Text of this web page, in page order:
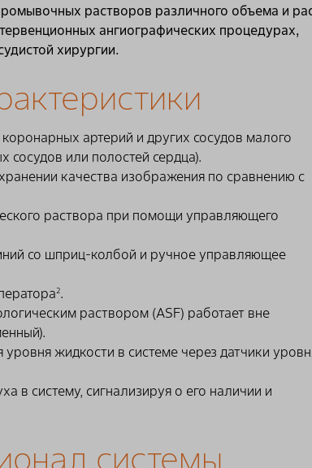
растворов различного объема и
ангиографических процедурах,
хирургии.
артерий и других сосудов малого
или полостей сердца).
качества изображения по сравнению с
раствора при помощи управляющего
со шприц-колбой и ручное управляющее
2.
раствором (ASF) работает вне
жидкости в системе через датчики
в систему, сигнализируя о его наличии и
системы